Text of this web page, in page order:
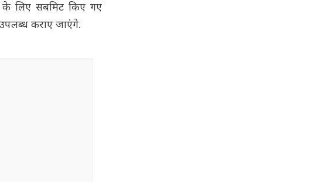
के लिए सबमिट किए गए
कराए जाएंगे.